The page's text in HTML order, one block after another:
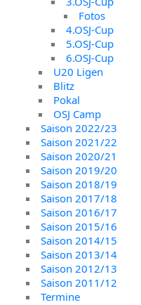
Fotos
4.OSJ-Cup
5.OSJ-Cup
6.OSJ-Cup
U20 Ligen
Blitz
Pokal
OSJ Camp
Saison 2022/23
Saison 2021/22
Saison 2020/21
Saison 2019/20
Saison 2018/19
Saison 2017/18
Saison 2016/17
Saison 2015/16
Saison 2014/15
Saison 2013/14
Saison 2012/13
Saison 2011/12
Termine